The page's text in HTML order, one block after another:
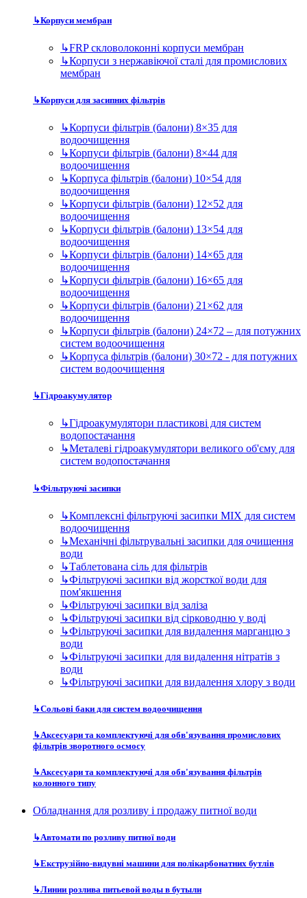
↳Корпуси мембран
↳FRP скловолоконні корпуси мембран
↳Корпуси з нержавіючої сталі для промислових
мембран
↳Корпуси для засипних фільтрів
↳Корпуси фільтрів (балони) 8×35 для
водоочищення
↳Корпуси фільтрів (балони) 8×44 для
водоочищення
↳Корпуса фільтрів (балони) 10×54 для
водоочищення
↳Корпуси фільтрів (балони) 12×52 для
водоочищення
↳Корпуси фільтрів (балони) 13×54 для
водоочищення
↳Корпуси фільтрів (балони) 14×65 для
водоочищення
↳Корпуси фільтрів (балони) 16×65 для
водоочищення
↳Корпуси фільтрів (балони) 21×62 для
водоочищення
↳Корпуси фільтрів (балони) 24×72 – для потужних
систем водоочищення
↳Корпуса фільтрів (балони) 30×72 - для потужних
систем водоочищення
↳Гідроакумулятор
↳Гідроакумулятори пластикові для систем
водопостачання
↳Металеві гідроакумулятори великого об'єму для
систем водопостачання
↳Фільтруючі засипки
↳Комплексні фільтруючі засипки MIX для систем
водоочищення
↳Механічні фільтрувальні засипки для очищення
води
↳Таблетована сіль для фільтрів
↳Фільтруючі засипки від жорсткої води для
пом'якшення
↳Фільтруючі засипки від заліза
↳Фільтруючі засипки від сірководню у воді
↳Фільтруючі засипки для видалення марганцю з
води
↳Фільтруючі засипки для видалення нітратів з
води
↳Фільтруючі засипки для видалення хлору з води
↳Сольові баки для систем водоочищення
↳Аксесуари та комплектуючі для обв'язування промислових
фільтрів зворотного осмосу
↳Аксесуари та комплектуючі для обв'язування фільтрів
колонного типу
Обладнання для розливу і продажу питної води
↳Автомати по розливу питної води
↳Екструзійно-видувні машини для полікарбонатних бутлів
↳Линии розлива питьевой воды в бутыли